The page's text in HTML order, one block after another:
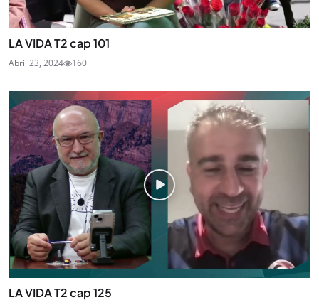
LA VIDA T2 cap 101
Abril 23, 2024 160
LA VIDA T2 cap 125